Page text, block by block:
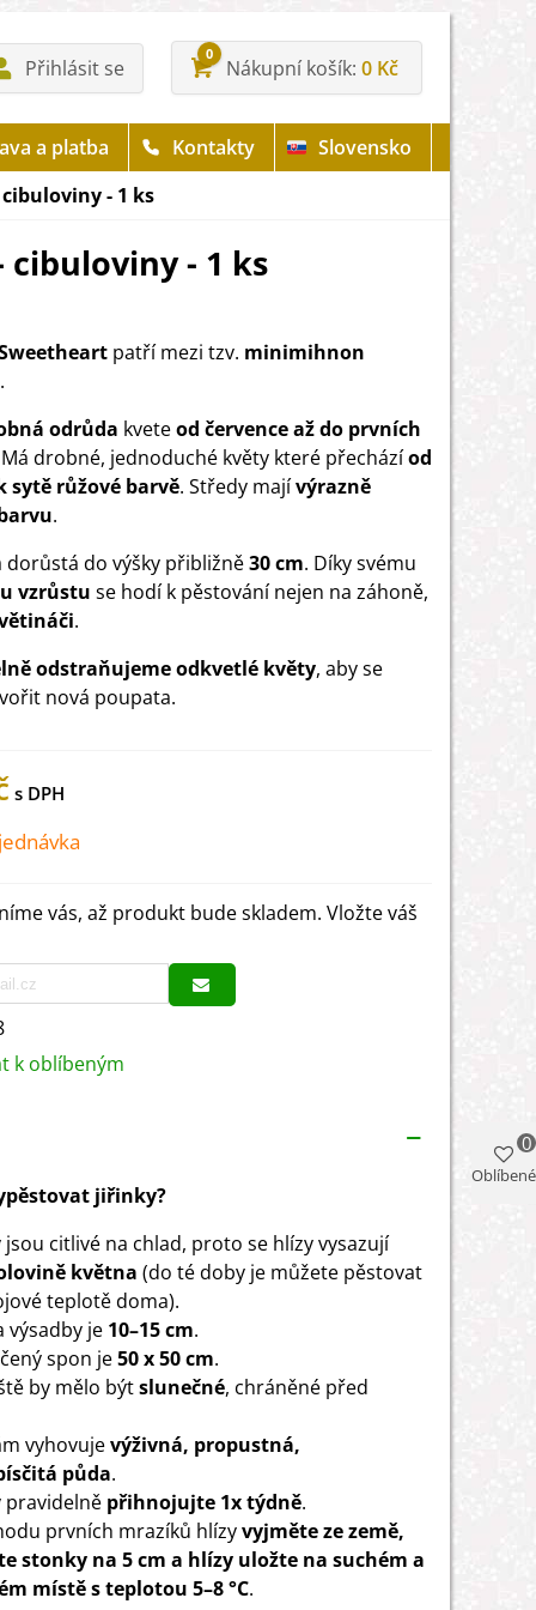
Přihlásit se
0
Nákupní košík 0 Kč
a platba Kontakty
Slovensko
- 1 ks
cibuloviny - 1 ks
patří mezi tzv. minimihnon
.
odrůda kveteod července až do prvních
drobné, jednoduché květy které přecházíod
sytě růžové barvě. Středy majívýrazně
.
dorůstá do výšky přibližně30 cm. Díky svému
vzrůstu se hodí k pěstování nejen na záhoně,
.
odstraňujeme odkvetlé květy, aby se
nová poupata.
vás, až produkt bude skladem. Vložte váš
k oblíbeným
jiřinky?
jsou citlivé na chlad, proto se hlízy vysazují
května (do té doby je můžete pěstovat
teplotě doma).
výsadby je 10–15 cm.
spon je50 x 50 cm.
by mělo býtslunečné, chráněné před
vyhovujevýživná, propustná,
půda.
pravidelně přihnojujte 1x týdně.
prvních mrazíků hlízyvyjměte ze země,
stonky na 5 cm a hlízy uložte na suchém a
místě s teplotou 5–8 °C.
Oblíbené
0